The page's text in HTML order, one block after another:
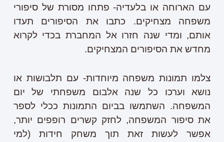
עם הארוחה או בלעדיה- פתחו מסורת של סיפורי
משפחה מצחיקים. כתבו את הסיפורים תעדו
אותם, ומדי שנה חזרו אל המחברת בכדי לקרוא
מחדש את הסיפורים המצחיקים.
צלמו תמונות משפחה מיוחדות- עם תלבושות או
נושא וערכו כל שנה אלבום משפחתי של יום
המשפחה. השתמשו בביום התמונות ככלי לספר
את סיפור המשפחה, לחזק קשרים רופפים יותר,
אפשר לעשות זאת תוך משחק חידות (למי